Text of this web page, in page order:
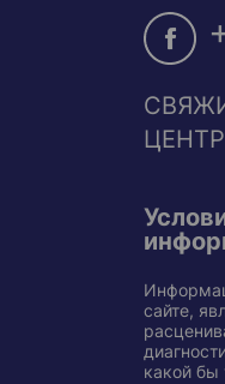
сайте,
какой